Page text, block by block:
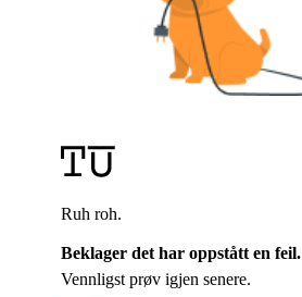
Ruh roh.
Beklager det har oppstått en feil.
Vennligst prøv igjen senere.